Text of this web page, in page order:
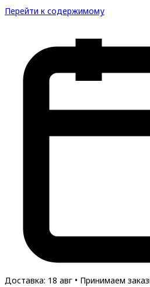
Перейти к содержимому
Доставка: 18 авг • Принимаем